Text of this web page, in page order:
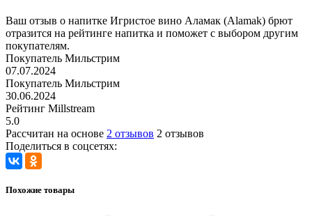
Ваш отзыв о напитке Игристое вино Аламак (Alamak) брют
отразится на рейтинге напитка и поможет с выбором другим
покупателям.
Покупатель Мильстрим
07.07.2024
Покупатель Мильстрим
30.06.2024
Рейтинг Millstream
5.0
Рассчитан на основе 2 отзывов 2 отзывов
Поделиться в соцсетях:
Похожие товары